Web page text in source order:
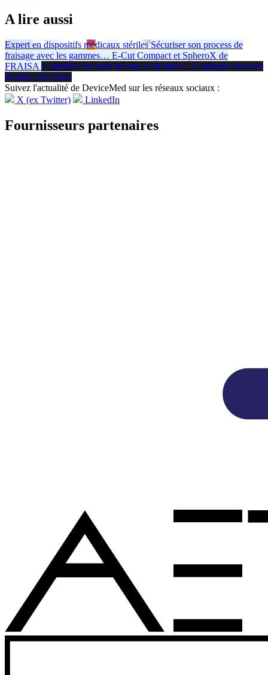
A lire aussi
Expert en dispositifs médicaux stériles Sécuriser son process de
fraisage avec les gammes… E-Cut Compact et SpheroX de
FRAISA Combiner des tests in vitro et in silico…Combiner des tests
in vitro et in silico
Suivez l'actualité de DeviceMed sur les réseaux sociaux :
X (ex Twitter)
LinkedIn
Fournisseurs partenaires